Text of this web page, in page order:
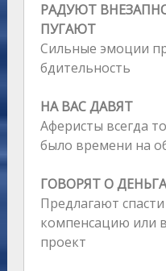
РАДУЮТ
ПУГАЮТ
Сильные эмоции
бдительность
НА ВАС ДАВЯТ
Аферисты всегда
было времени на
ГОВОРЯТ О
Предлагают
компенсацию или
проект